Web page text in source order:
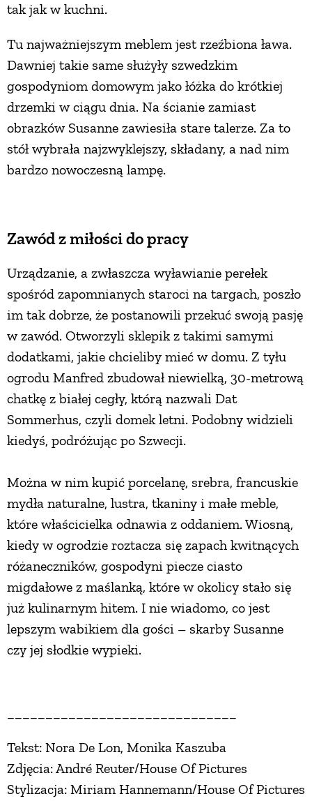
tak jak w kuchni.
Tu najważniejszym meblem jest rzeźbiona ława.
Dawniej takie same służyły szwedzkim
gospodyniom domowym jako łóżka do krótkiej
drzemki w ciągu dnia. Na ścianie zamiast
obrazków Susanne zawiesiła stare talerze. Za to
stół wybrała najzwyklejszy, składany, a nad nim
bardzo nowoczesną lampę.
Zawód z miłości do pracy
Urządzanie, a zwłaszcza wyławianie perełek
spośród zapomnianych staroci na targach, poszło
im tak dobrze, że postanowili przekuć swoją pasję
w zawód. Otworzyli sklepik z takimi samymi
dodatkami, jakie chcieliby mieć w domu. Z tyłu
ogrodu Manfred zbudował niewielką, 30-metrową
chatkę z białej cegły, którą nazwali Dat
Sommerhus, czyli domek letni. Podobny widzieli
kiedyś, podróżując po Szwecji.
Można w nim kupić porcelanę, srebra, francuskie
mydła naturalne, lustra, tkaniny i małe meble,
które właścicielka odnawia z oddaniem. Wiosną,
kiedy w ogrodzie roztacza się zapach kwitnących
różaneczników, gospodyni piecze ciasto
migdałowe z maślanką, które w okolicy stało się
już kulinarnym hitem. I nie wiadomo, co jest
lepszym wabikiem dla gości – skarby Susanne
czy jej słodkie wypieki.
Tekst: Nora De Lon, Monika Kaszuba
Zdjęcia: André Reuter/House Of Pictures
Stylizacja: Miriam Hannemann/House Of Pictures